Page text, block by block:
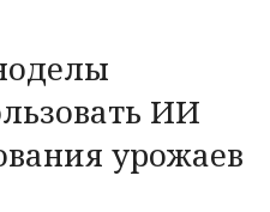
ИИ
урожаев